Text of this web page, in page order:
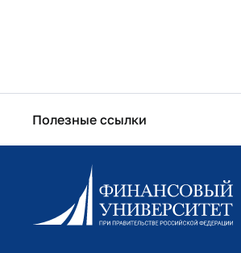
Полезные ссылки
Информационно-
Личный кабинет поступающего
Библиотечно-информационный